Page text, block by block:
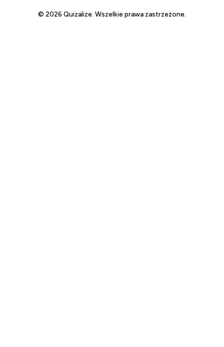
© 2026 Quizalize. Wszelkie prawa zastrzeżone.